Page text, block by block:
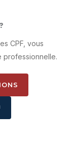
CPF, vous
professionnelle.